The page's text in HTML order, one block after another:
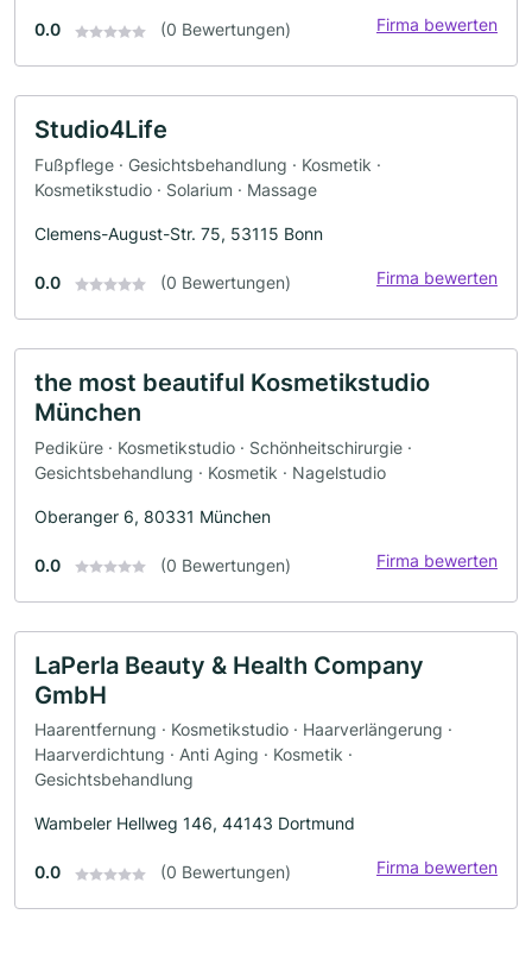
0.0 (0 Bewertungen) Firma bewerten
Studio4Life
Fußpflege · Gesichtsbehandlung · Kosmetik ·
Kosmetikstudio · Solarium · Massage
Clemens-August-Str. 75, 53115 Bonn
0.0 (0 Bewertungen) Firma bewerten
the most beautiful Kosmetikstudio
München
Pediküre · Kosmetikstudio · Schönheitschirurgie ·
Gesichtsbehandlung · Kosmetik · Nagelstudio
Oberanger 6, 80331 München
0.0 (0 Bewertungen) Firma bewerten
LaPerla Beauty & Health Company
GmbH
Haarentfernung · Kosmetikstudio · Haarverlängerung ·
Haarverdichtung · Anti Aging · Kosmetik ·
Gesichtsbehandlung
Wambeler Hellweg 146, 44143 Dortmund
0.0 (0 Bewertungen) Firma bewerten